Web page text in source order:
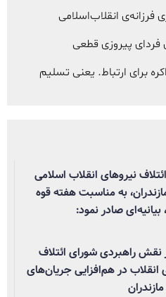
انقلاب‌اسلامی
فردای پیروزی قطعی
برای ارتباط. یعنی تسلیم
نیروهای انقلاب اسلامی
به مناسبت هفته قوه
بیانیه‌ای صادر نمود:
نقش راهبردی شورای ائتلاف
انقلاب در هم‌افزایی جریان‌های